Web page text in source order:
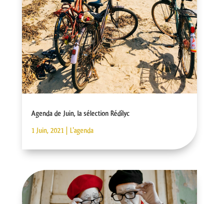
Agenda de Juin, la sélection Rédîlyc
1 Juin, 2021| L'agenda